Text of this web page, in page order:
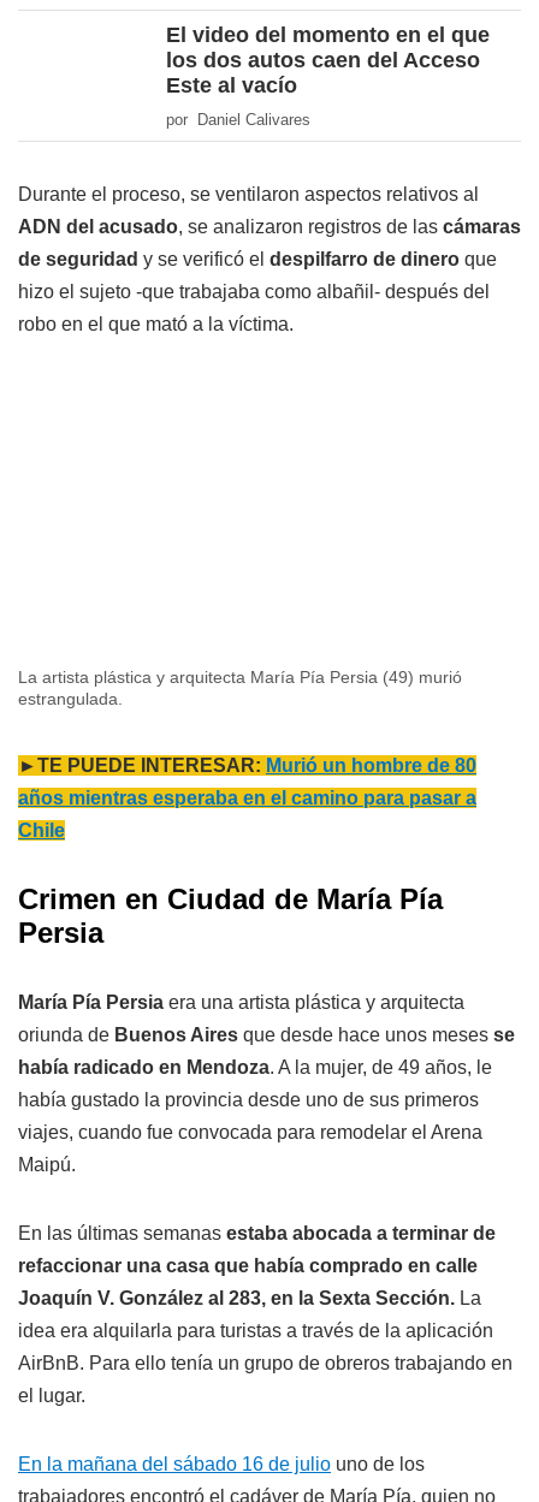
El video del momento en el que
los dos autos caen del Acceso
Este al vacío
por Daniel Calivares
Durante el proceso, se ventilaron aspectos relativos al
ADN del acusado, se analizaron registros de las cámaras
de seguridad y se verificó el despilfarro de dinero que
hizo el sujeto -que trabajaba como albañil- después del
robo en el que mató a la víctima.
La artista plástica y arquitecta María Pía Persia (49) murió
estrangulada.
►TE PUEDE INTERESAR: Murió un hombre de 80
años mientras esperaba en el camino para pasar a
Chile
Crimen en Ciudad de María Pía
Persia
María Pía Persia era una artista plástica y arquitecta
oriunda de Buenos Aires que desde hace unos meses se
había radicado en Mendoza. A la mujer, de 49 años, le
había gustado la provincia desde uno de sus primeros
viajes, cuando fue convocada para remodelar el Arena
Maipú.
En las últimas semanas estaba abocada a terminar de
refaccionar una casa que había comprado en calle
Joaquín V. González al 283, en la Sexta Sección. La
idea era alquilarla para turistas a través de la aplicación
AirBnB. Para ello tenía un grupo de obreros trabajando en
el lugar.
En la mañana del sábado 16 de julio uno de los
trabajadores encontró el cadáver de María Pía, quien no